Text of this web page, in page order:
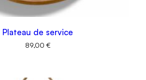
Plateau de service
89,00 €